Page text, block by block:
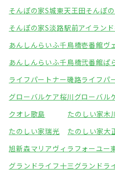
そんぽの家S城東天王田そんぽ
そんぽの家S淡路駅前アイラン
あんしんらいふ千鳥橋壱番館ヴ
あんしんらいふ千鳥橋弐番館ぱ
ライフパートナー磯路ライフパ
グローバルケア桜川 グローバル
クオレ歌島
たのしい家木
たのしい家瑞光
たのしい家大
旭新森マリアヴィラ フォーユー
グランドライフ十三グランドラ